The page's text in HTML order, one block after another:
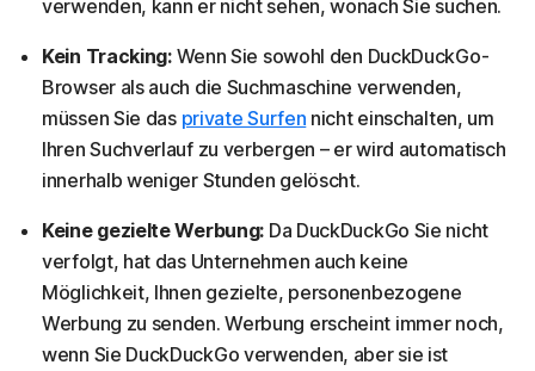
verwenden, kann er nicht sehen, wonach Sie suchen.
Kein Tracking:Wenn Sie sowohl den DuckDuckGo-
Browser als auch die Suchmaschine verwenden,
müssen Sie das private Surfen nicht einschalten, um
Ihren Suchverlauf zu verbergen – er wird automatisch
innerhalb weniger Stunden gelöscht.
Keine gezielte Werbung: Da DuckDuckGo Sie nicht
verfolgt, hat das Unternehmen auch keine
Möglichkeit, Ihnen gezielte, personenbezogene
Werbung zu senden. Werbung erscheint immer noch,
wenn Sie DuckDuckGo verwenden, aber sie ist